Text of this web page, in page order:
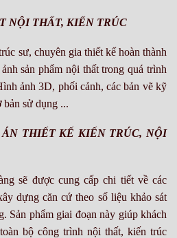
NỘI THẤT, KIẾN TRÚC
sư, chuyên gia thiết kế hoàn thành
sản phẩm nội thất trong quá trình
ảnh 3D, phối cảnh, các bản vẽ kỹ
sử dụng ...
ÁN THIẾT KẾ KIẾN TRÚC, NỘI
sẽ được cung cấp chi tiết về các
dựng căn cứ theo số liệu khảo sát
Sản phẩm giai đoạn này giúp khách
bộ công trình nội thất, kiến trúc